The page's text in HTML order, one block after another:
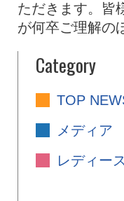
スポンサー
特設ページ
ただきます。皆
が何卒ご理解の
Category
TOP
メディア
レディース